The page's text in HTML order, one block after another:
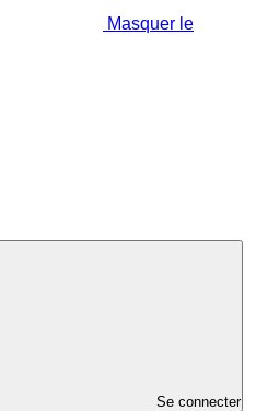
Masquer le
Se connecter